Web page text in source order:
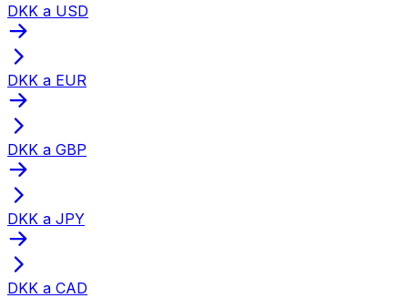
DKK a USD
DKK a EUR
DKK a GBP
DKK a JPY
DKK a CAD